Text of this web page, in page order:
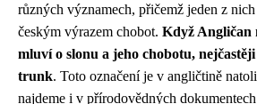
různých významech, přičemž jeden z
českým výrazem chobot. Když Angličan
mluví o slonu a jeho chobotu,
trunk. Toto označení je v angličtině
najdeme i v přírodovědných